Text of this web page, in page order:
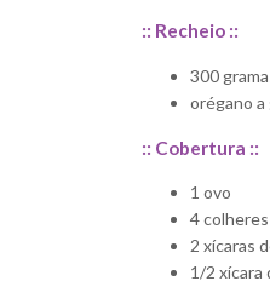
:: Recheio ::
300
orégano
:: Cobertura ::
1 ovo
4
2 xícaras
1/2 xícara